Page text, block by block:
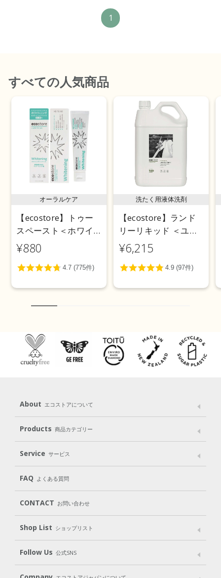
1
すべての人気商品
オーラルケア
【ecostore】トゥー
スペースト＜ホワイ
トニング＞ 100g
¥880
洗たく用液体洗剤
【ecostore】ランド
リーリキッド ＜ユー
カリ＞ 5L
¥6,215
About エコストアについて
メッセージ ブランドストーリー
パッケージへのこだわり
動物実験をしない
Products 商品カテゴリー
Laundry
Cleaning Baby Kids
Body（ボディ） Hair（ヘア） Oral care（オーラルケア）
Goods （グッズ）
Gift set
Service サービス
User Guide
Subscription（定期便）
FAQ よくある質問
CONTACT お問い合わせ
Shop List ショップリスト
Shop List
Follow Us 公式SNS
LINE＠ Instagram Facebook